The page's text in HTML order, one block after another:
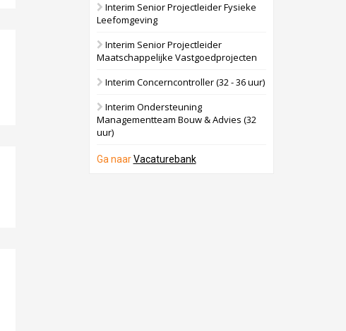
Interim Senior Projectleider Fysieke
Leefomgeving
Interim Senior Projectleider
Maatschappelijke Vastgoedprojecten
Interim Concerncontroller (32 - 36 uur)
Interim Ondersteuning
Managementteam Bouw & Advies (32
uur)
Ga naarVacaturebank